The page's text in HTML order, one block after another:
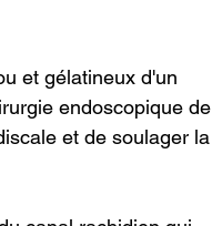
et gélatineux d'un
endoscopique de
et de soulager la